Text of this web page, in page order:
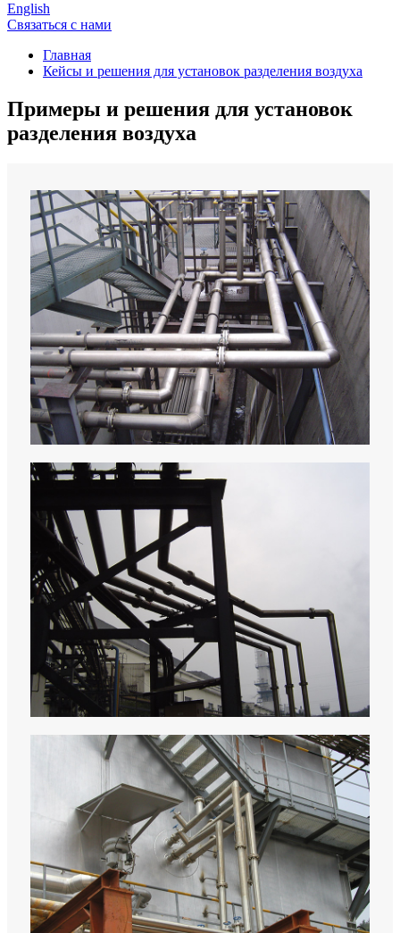
English
Связаться с нами
Главная
Кейсы и решения для установок разделения воздуха
Примеры и решения для установок
разделения воздуха